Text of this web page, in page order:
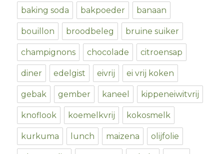
baking soda bakpoeder banaan
bouillon broodbeleg bruine suiker
champignons chocolade citroensap
diner edelgist eivrij ei vrij koken
gebak gember kaneel kippeneiwitvrij
knoflook koemelkvrij kokosmelk
kurkuma lunch maizena olijfolie